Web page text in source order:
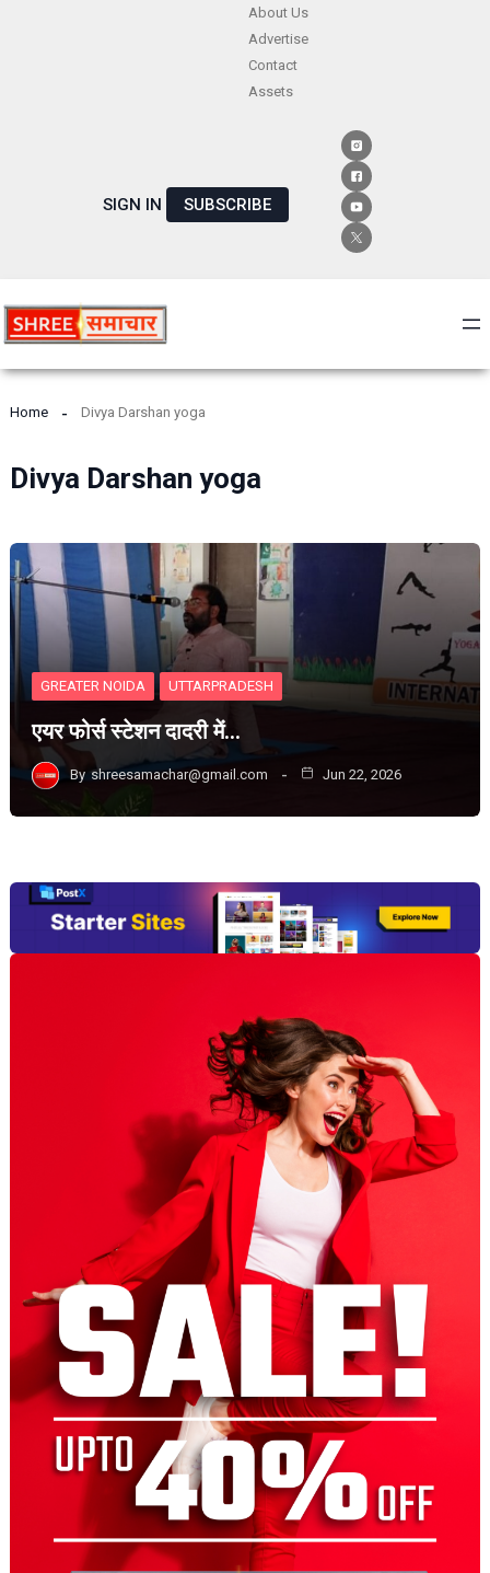
About Us
Advertise
Contact
Assets
SIGN IN SUBSCRIBE
Home Divya Darshan yoga
Divya Darshan yoga
GREATER NOIDA UTTARPRADESH
एयर फोर्स स्टेशन दादरी में…
By shreesamachar@gmail.com Jun 22, 2026